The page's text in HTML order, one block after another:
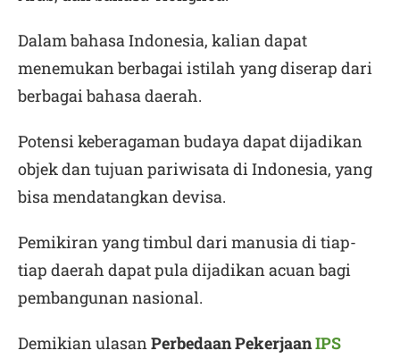
Dalam bahasa Indonesia, kalian dapat
menemukan berbagai istilah yang diserap dari
berbagai bahasa daerah.
Potensi keberagaman budaya dapat dijadikan
objek dan tujuan pariwisata di Indonesia, yang
bisa mendatangkan devisa.
Pemikiran yang timbul dari manusia di tiap-
tiap daerah dapat pula dijadikan acuan bagi
pembangunan nasional.
Demikian ulasanPerbedaan PekerjaanIPS